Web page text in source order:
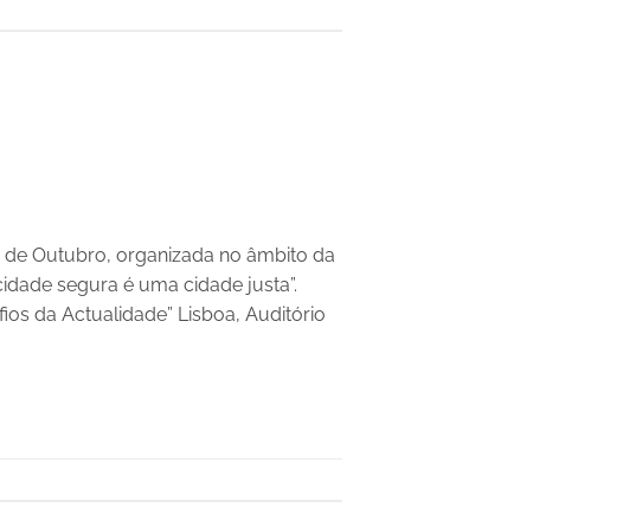
de Outubro, organizada no âmbito da
segura é uma cidade justa”.
da Actualidade” Lisboa, Auditório